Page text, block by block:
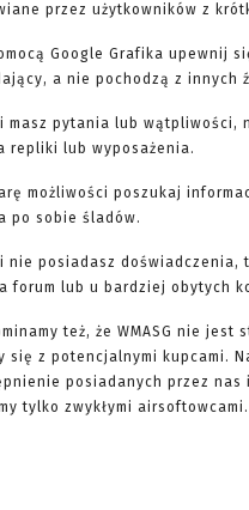
przez użytkowników z
Google Grafika upewnij
a nie pochodzą z innych
masz pytania lub wątpliwości,
repliki lub wyposażenia.
możliwości poszukaj
po sobie śladów.
nie posiadasz doświadczenia,
forum lub u bardziej obytych
też, że WMASG nie
się z potencjalnymi kupcami.
posiadanych przez nas
tylko zwykłymi